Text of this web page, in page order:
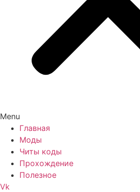
Menu
Главная
Моды
Читы коды
Прохождение
Полезное
Vk